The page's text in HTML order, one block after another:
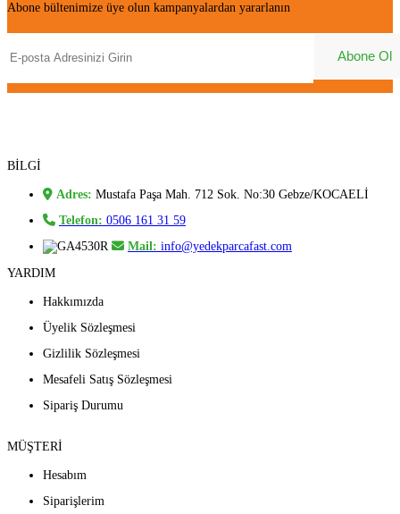
Abone bültenimize üye olun kampanyalardan yararlanın
BİLGİ
Adres: Mustafa Paşa Mah. 712 Sok. No:30 Gebze/KOCAELİ
Telefon: 0506 161 31 59
Mail: info@yedekparcafast.com
YARDIM
Hakkımızda
Üyelik Sözleşmesi
Gizlilik Sözleşmesi
Mesafeli Satış Sözleşmesi
Sipariş Durumu
MÜŞTERİ
Hesabım
Siparişlerim